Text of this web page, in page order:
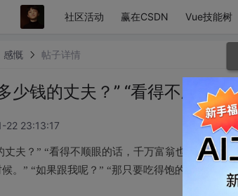
社区活动 赢在CSDN Vue技能树
感慨 帖子详情
少钱的丈夫？” “看得不顺
22 23:13:17
丈夫？” “看得不顺眼的话，千万富翁也不嫁；看
。” “如果跟我呢？” “那只要吃得饱的钱也算了